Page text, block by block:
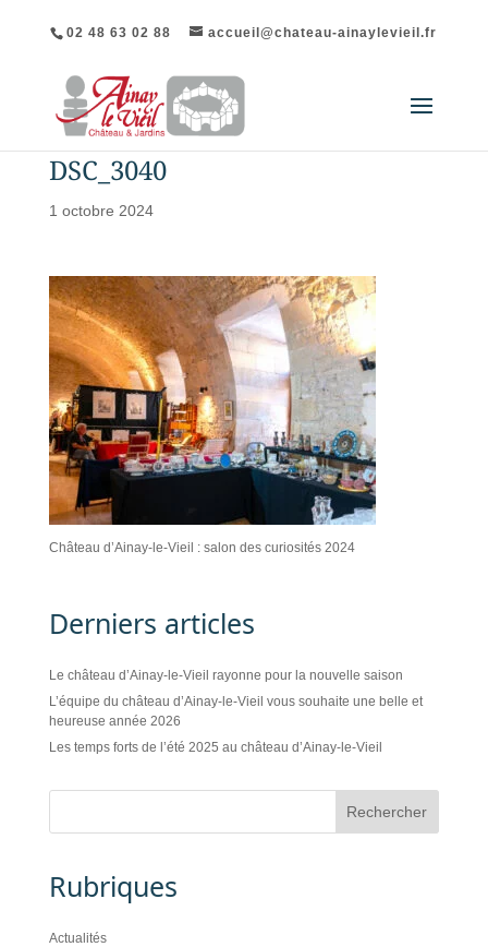
02 48 63 02 88 accueil@chateau-ainaylevieil.fr
DSC_3040
1 octobre 2024
Château d’Ainay-le-Vieil : salon des curiosités 2024
Derniers articles
Le château d’Ainay-le-Vieil rayonne pour la nouvelle saison
L’équipe du château d’Ainay-le-Vieil vous souhaite une belle et
heureuse année 2026
Les temps forts de l’été 2025 au château d’Ainay-le-Vieil
Rubriques
Actualités